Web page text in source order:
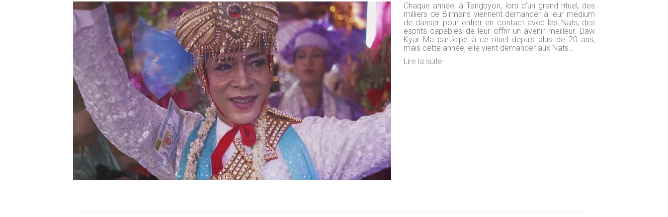
Chaque année, à Tangbyon, lors d’un grand rituel, des
milliers de Birmans viennent demander à leur medium
de danser pour entrer en contact avec les Nats, des
esprits capables de leur offrir un avenir meilleur. Daw
Kyar Ma participe à ce rituel depuis plus de 20 ans,
mais cette année, elle vient demander aux Nats…
Lire la suite